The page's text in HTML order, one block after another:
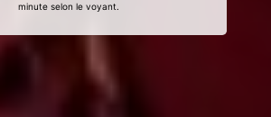
minute selon le voyant.